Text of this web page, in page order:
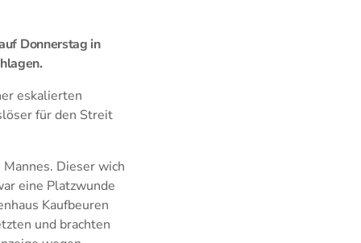
Donnerstag in
eskalierten
für den Streit
Dieser wich
eine Platzwunde
Kaufbeuren
und brachten